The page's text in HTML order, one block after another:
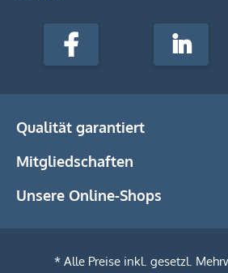
stempel-
Media
Facebook LinkedIn
Qualität garantiert
Mitgliedschaften
Unsere Online-Shops
* Alle Preise inkl. gesetzl.